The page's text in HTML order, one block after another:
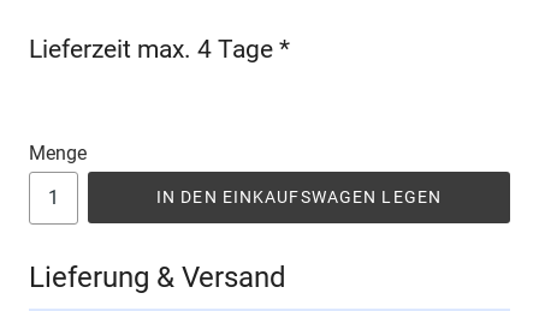
Lieferzeit max. 4 Tage *
Menge
IN DEN EINKAUFSWAGEN LEGEN
Lieferung & Versand